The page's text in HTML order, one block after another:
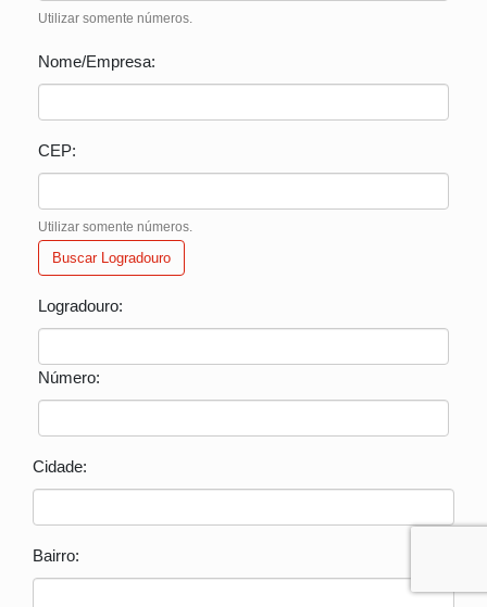
Utilizar somente números.
Nome/Empresa:
CEP:
Utilizar somente números.
Buscar Logradouro
Logradouro:
Número:
Cidade:
Bairro: